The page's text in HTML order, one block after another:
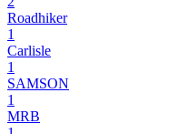
Roadhiker
1
Carlisle
1
SAMSON
1
MRB